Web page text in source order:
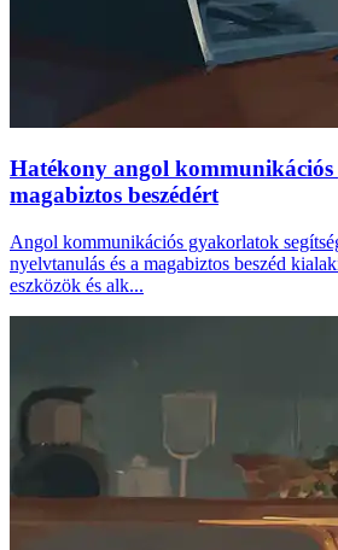
Hatékony angol
magabiztos beszédért
Angol kommunikációs gyakorlatok
nyelvtanulás és a magabiztos beszéd
eszközök és alk...